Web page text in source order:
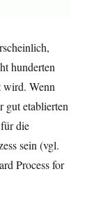
hunderten
wird. Wenn
gut etablierten
die
sein (vgl.
Process for